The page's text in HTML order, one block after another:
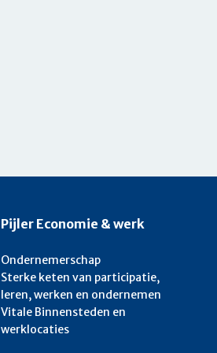
Pijler Economie & werk
Ondernemerschap
Sterke keten van participatie,
leren, werken en ondernemen
Vitale Binnensteden en
werklocaties